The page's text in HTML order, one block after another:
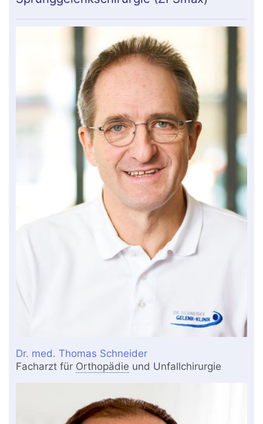
Dr. med. Thomas Schneider
Facharzt für Orthopädie und Unfallchirurgie